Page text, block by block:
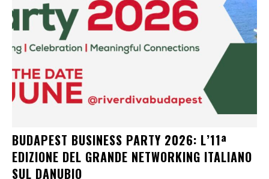
BUDAPEST BUSINESS PARTY 2026: L’11ª
EDIZIONE DEL GRANDE NETWORKING ITALIANO
SUL DANUBIO